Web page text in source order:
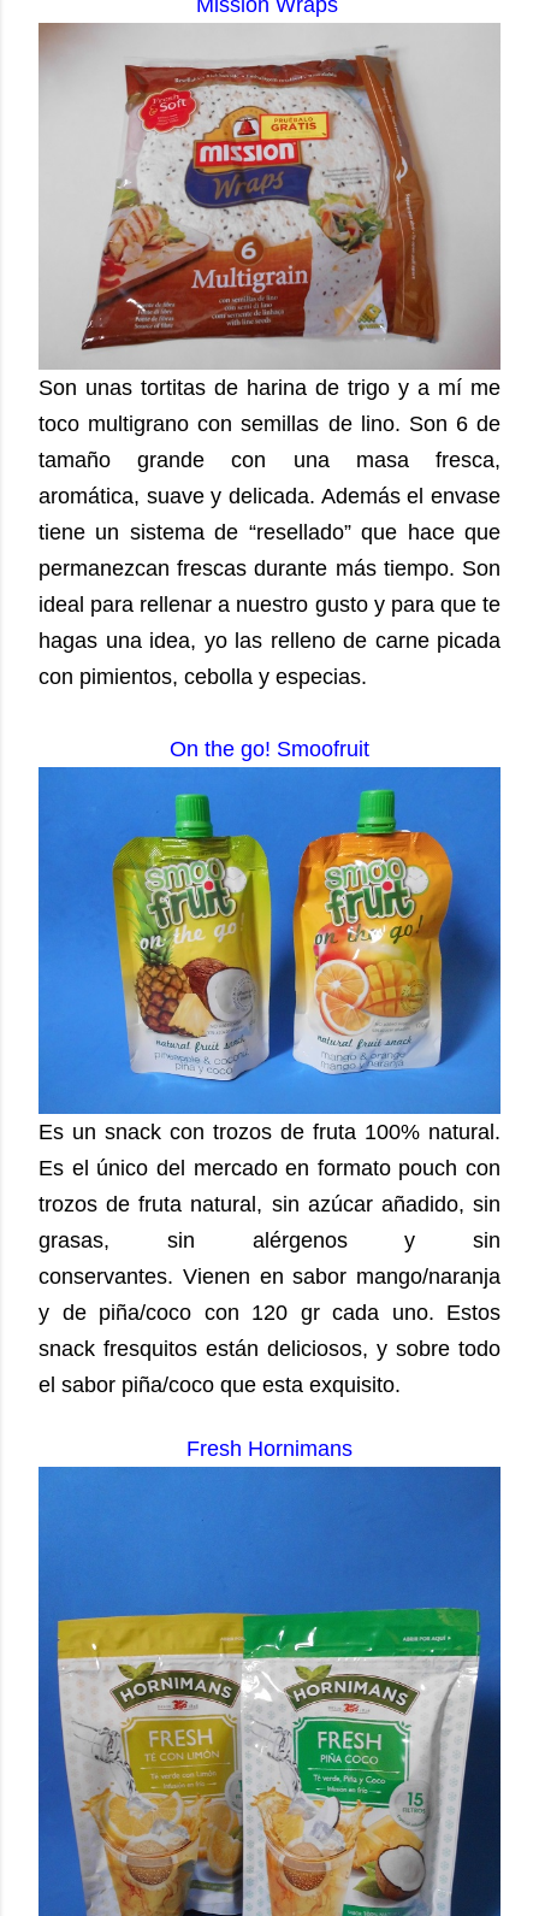
Mission Wraps
Son unas tortitas de harina de trigo y a mí me
toco multigrano con semillas de lino. Son 6 de
tamaño grande con una masa fresca,
aromática, suave y delicada. Además el envase
tiene un sistema de “resellado”que hace que
permanezcan frescas durante más tiempo. Son
ideal para rellenar a nuestro gusto y para que te
hagas una idea, yo las relleno de carne picada
con pimientos, cebolla y especias.
On the go! Smoofruit
Es un snack con trozos de fruta 100% natural.
Es el único del mercado en formato pouch con
trozos de fruta natural, sin azúcar añadido, sin
grasas, sin alérgenos y sin
conservantes. Vienen en sabor mango/naranja
y de piña/coco con 120 gr cada uno. Estos
snack fresquitos están deliciosos, y sobre todo
el sabor piña/coco que esta exquisito.
Fresh Hornimans